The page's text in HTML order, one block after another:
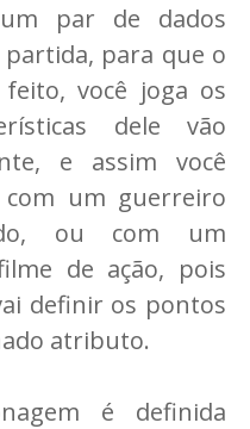
par de dados
para que o
você joga os
dele vão
e assim você
um guerreiro
ou com um
de ação, pois
definir os pontos
atributo.
é definida